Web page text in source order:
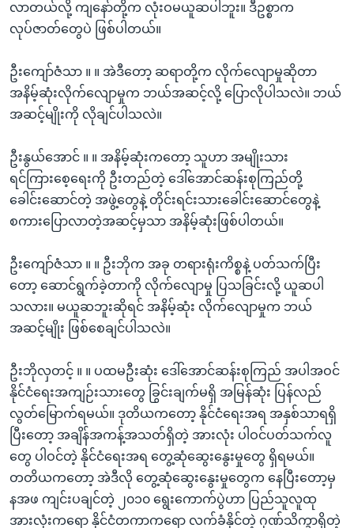
လာတယ်လို့ ကျနော်တို့က လုံးဝမယူဆပါဘူး။ ဒီဥစ္စာက
လုပ်ဇာတ်တွေပဲ ဖြစ်ပါတယ်။
ဦးကျော်ဇံသာ ။ ။ အဲဒီတော့ ဆရာတို့က လိုက်လျောမှုဆိုတာ
အနိမ့်ဆုံးလိုက်လျောမှုက ဘယ်အဆင့်လို့ ပြောလိုပါသလဲ။ ဘယ်
အဆင့်မျိုးကို လိုချင်ပါသလဲ။
ဦးနွယ်အောင် ။ ။ အနိမ့်ဆုံးကတော့ သူဟာ အမျိုးသား
ရင်ကြားစေ့ရေးကို ဦးတည်တဲ့ ဒေါ်အောင်ဆန်းစုကြည်တို့
ခေါင်းဆောင်တဲ့ အဖွဲ့တွေနဲ့ တိုင်းရင်းသားခေါင်းဆောင်တွေနဲ့
စကားပြောလာတဲ့အဆင့်မှသာ အနိမ့်ဆုံးဖြစ်ပါတယ်။
ဦးကျော်ဇံသာ ။ ။ ဦးဘိုက အခု တရားရုံးကိစ္စနဲ့ ပတ်သက်ပြီး
တော့ ဆောင်ရွက်ခဲ့တာကို လိုက်လျောမှု ပြသခြင်းလို့ ယူဆပါ
သလား။ မယူဆဘူးဆိုရင် အနိမ့်ဆုံး လိုက်လျောမှုက ဘယ်
အဆင့်မျိုး ဖြစ်စေချင်ပါသလဲ။
ဦးဘိုလှတင့် ။ ။ ပထမဦးဆုံး ဒေါ်အောင်ဆန်းစုကြည် အပါအဝင်
နိုင်ငံရေးအကျဉ်းသားတွေ ခြွင်းချက်မရှိ အမြန်ဆုံး ပြန်လည်
လွတ်မြောက်ရမယ်။ ဒုတိယကတော့ နိုင်ငံရေးအရ အနှစ်သာရရှိ
ပြီးတော့ အချိန်အကန့်အသတ်ရှိတဲ့ အားလုံး ပါဝင်ပတ်သက်လူ
တွေ ပါဝင်တဲ့ နိုင်ငံရေးအရ တွေ့ဆုံဆွေးနွေးမှုတွေ ရှိရမယ်။
တတိယကတော့ အဲဒီလို တွေ့ဆုံဆွေးနွေးမှုတွေက နေပြီးတော့မှ
နအဖ ကျင်းပချင်တဲ့ ၂၀၁၀ ရွေးကောက်ပွဲဟာ ပြည်သူလူထု
အားလုံးကရော နိုင်ငံတကာကရော လက်ခံနိုင်တဲ့ ဂုဏ်သိက္ခာရှိတဲ့